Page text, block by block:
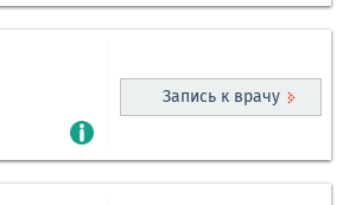
Запись к врачу